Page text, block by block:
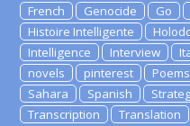
French
Genocide Go
Histoire Intelligente
Intelligence
Interview
novels
pinterest Poems
Sahara
Spanish
Transcription
Translation